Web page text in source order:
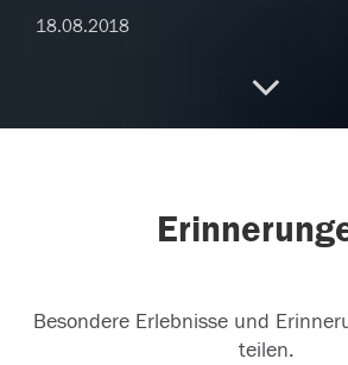
18.08.2018
Wir sind in Gedanken bei Ihnen
Besondere Erlebnisse und
teilen.